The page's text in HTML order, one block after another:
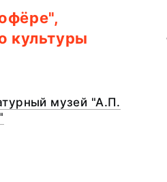
культуры
музей "А.П.